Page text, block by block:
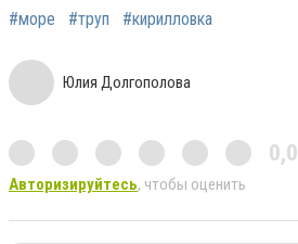
#море #труп #кирилловка
Юлия Долгополова
0,0
Авторизируйтесь, чтобы оценить